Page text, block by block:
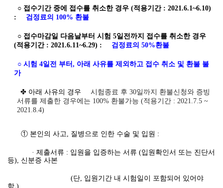
○ 접수기간 중에 접수를 취소한 경우 (적용기간 : 2021.6.1~6.10)
:
검정료의 100% 환불
○ 접수마감일 다음날부터 시험 5일전까지 접수를 취소한 경우
(적용기간 : 2021.6.11~6.29) :
검정료의 50%환불
○ 시험 4일전 부터, 아래 사유를 제외하고 접수 취소 및 환불 불
가
✤ 아래 사유의 경우
시험종료 후 30일까지 환불신청와 증빙
서류를 제출한 경우에는 100% 환불가능 (적용기간 : 2021.7.5 ~
2021.8.4)
① 본인의 사고, 질병으로 인한 수술 및 입원 :
· 제출서류 : 입원을 입증하는 서류 (입원확인서 또는 진단서
등), 신분증 사본
(단, 입원기간 내 시험일이 포함되어 있어야
함.)